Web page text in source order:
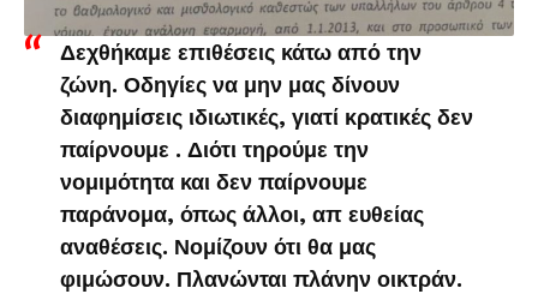
Δεχθήκαμε επιθέσεις κάτω από την
ζώνη. Οδηγίες να μην μας δίνουν
διαφημίσεις ιδιωτικές, γιατί κρατικές δεν
παίρνουμε . Διότι τηρούμε την
νομιμότητα και δεν παίρνουμε
παράνομα, όπως άλλοι, απ ευθείας
αναθέσεις. Νομίζουν ότι θα μας
φιμώσουν. Πλανώνται πλάνην οικτράν.